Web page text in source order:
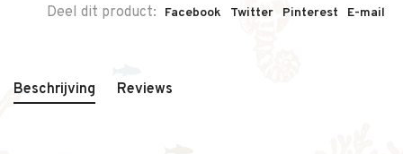
Deel dit product: Facebook Twitter Pinterest E-mail
Beschrijving Reviews